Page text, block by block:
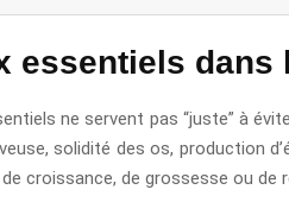
essentiels dans
ne servent pas “juste” à
solidité des os, production
croissance, de grossesse ou de